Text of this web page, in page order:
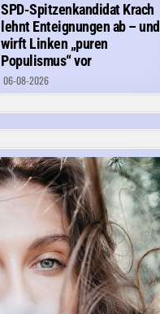
SPD-Spitzenkandidat Krach
lehnt Enteignungen ab – und
wirft Linken „puren
Populismus“ vor
06-08-2026